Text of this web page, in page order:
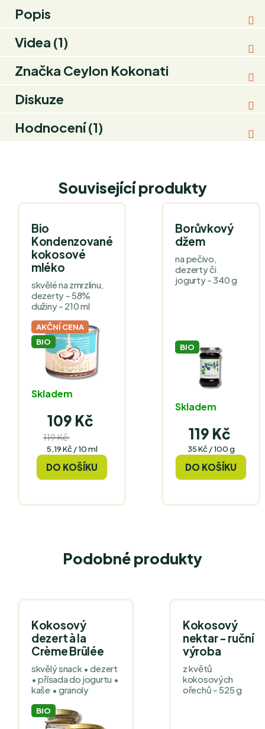
Popis
Videa (1)
Značka Ceylon Kokonati
Diskuze
Hodnocení (1)
Související produkty
Bio
Kondenzované
kokosové
mléko
skvělé na zmrzlinu,
dezerty - 58%
dužiny - 210 ml
AKČNÍ CENA
BIO
Skladem
109 Kč
119 Kč
Měrná
5,19 Kč / 10 ml
DO KOŠÍKU
Borůvkový
džem
na pečivo,
dezerty či
jogurty - 340 g
BIO
Skladem
119 Kč
Měrná
35 Kč / 100 g
DO KOŠÍKU
Podobné produkty
Kokosový
dezert à la
Crème Brûlée
skvělý snack • dezert
• přísada do jogurtu •
kaše • granoly
BIO
Kokosový
nektar - ruční
výroba
z květů
kokosových
ořechů - 525 g